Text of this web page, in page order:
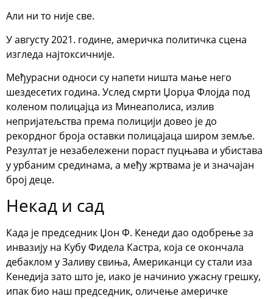
Али ни то није све.
У августу 2021. године, америчка политичка сцена
изгледа најтоксичније.
Међурасни односи су напети ништа мање него
шездесетих година. Услед смрти Џорџа Флојда под
коленом полицајца из Минеаполиса, излив
непријатељства према полицији довео је до
рекордног броја оставки полицајаца широм земље.
Резултат је незабележени пораст пуцњава и убистава
у урбаним срединама, а међу жртвама је и значајан
број деце.
Некад и сад
Када је председник Џон Ф. Кенеди дао одобрење за
инвазију на Кубу Фидела Кастра, која се окончала
дебаклом у Заливу свиња, Американци су стали иза
Кенедија зато што је, иако је начинио ужасну грешку,
ипак био наш председник, оличење америчке